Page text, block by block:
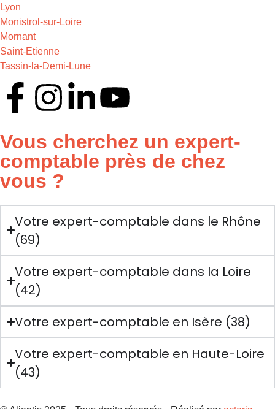
Lyon
Monistrol-sur-Loire
Mornant
Saint-Etienne
Tassin-la-Demi-Lune
Vous cherchez un expert-
comptable près de chez
vous ?
Votre expert-comptable dans le Rhône
(69)
Votre expert-comptable dans la Loire
(42)
Votre expert-comptable en Isère (38)
Votre expert-comptable en Haute-Loire
(43)